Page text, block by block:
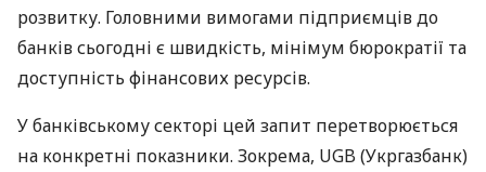
розвитку. Головними вимогами підприємців до
банків сьогодні є швидкість, мінімум бюрократії та
доступність фінансових ресурсів.
У банківському секторі цей запит перетворюється
на конкретні показники. Зокрема, UGB (Укргазбанк)